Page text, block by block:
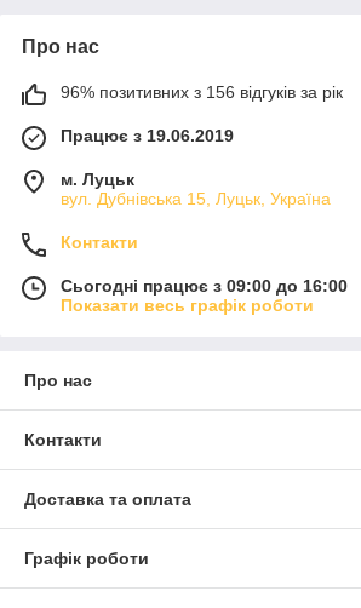
Про нас
96% позитивних з 156 відгуків за рік
Працює з 19.06.2019
м. Луцьк
вул. Дубнівська 15, Луцьк, Україна
Контакти
Сьогодні працює з 09:00 до 16:00
Показати весь графік роботи
Про нас
Контакти
Доставка та оплата
Графік роботи